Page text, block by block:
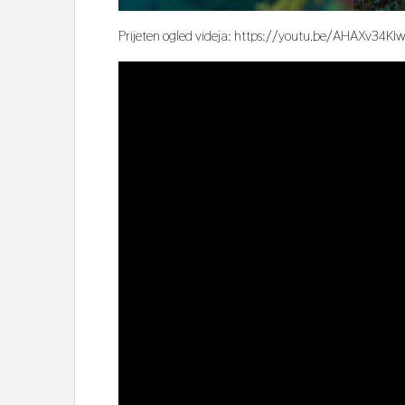
Prijeten ogled videja: https://youtu.be/